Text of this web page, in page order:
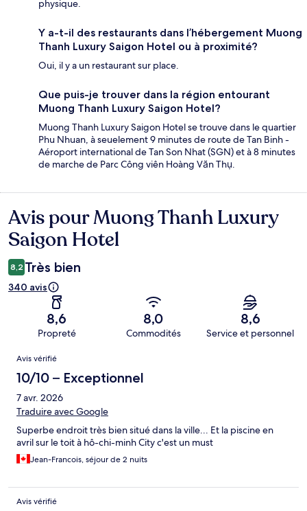
physique.
Y a-t-il des restaurants dans l’hébergement Muong
Thanh Luxury Saigon Hotel ou à proximité?
Oui, il y a un restaurant sur place.
Que puis-je trouver dans la région entourant
Muong Thanh Luxury Saigon Hotel?
Muong Thanh Luxury Saigon Hotel se trouve dans le quartier
Phu Nhuan, à seuelement 9 minutes de route de Tan Binh -
Aéroport international de Tan Son Nhat (SGN) et à 8 minutes
de marche de Parc Công viên Hoàng Văn Thụ.
Avis
Avis pour Muong Thanh Luxury
Saigon Hotel
8,2 Très bien
340 avis
8,6
Propreté
8,0
Commodités
8,6
Service et personnel
Avis
Avis vérifié
10/10 – Exceptionnel
7 avr. 2026
Traduire avec Google
Superbe endroit très bien situé dans la ville... Et la piscine en
avril sur le toit à hô-chi-minh City c'est un must
Jean-Francois, séjour de 2 nuits
Avis vérifié